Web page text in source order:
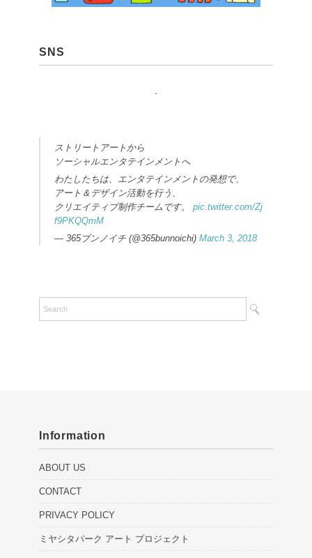
SNS
ストリートアートから
ソーシャルエンタテインメントへ
わたしたちは、エンタテインメントの発想で、
アート＆デザイン活動を行う、
クリエイティブ制作チームです。 pic.twitter.com/Zj
f9PKQQmM
— 365ブンノイチ (@365bunnoichi) March 3, 2018
Information
ABOUT US
CONTACT
PRIVACY POLICY
ミヤシタパーク アート プロジェクト